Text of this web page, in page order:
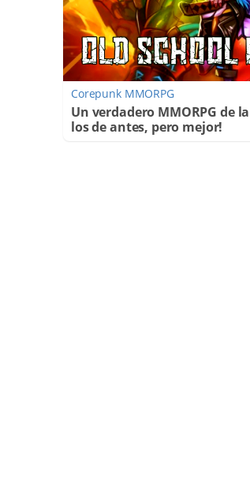
Corepunk MMORPG
Un verdadero MMORPG de
los de antes, pero mejor!